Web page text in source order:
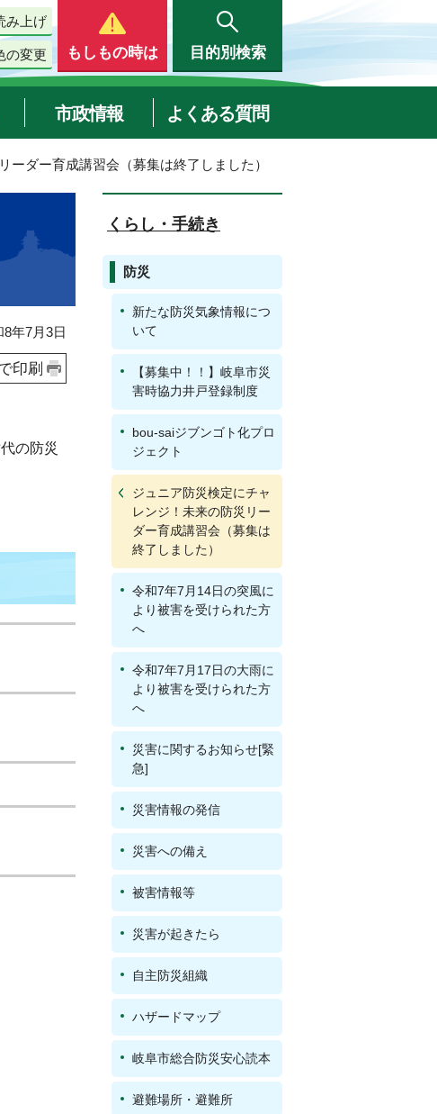
み上げ
の変更 もしもの時は 目的別検索
市政情報 よくある質問
ダー育成講習会（募集は終了しました）
年7月3日
印刷
の防災
くらし・手続き
防災
新たな防災気象情報につ
いて
【募集中！！】岐阜市災
害時協力井戸登録制度
bou-saiジブンゴト化プロ
ジェクト
ジュニア防災検定にチャ
レンジ！未来の防災リー
ダー育成講習会（募集は
終了しました）
令和7年7月14日の突風に
より被害を受けられた方
へ
令和7年7月17日の大雨に
より被害を受けられた方
へ
災害に関するお知らせ[緊
急]
災害情報の発信
災害への備え
被害情報等
災害が起きたら
自主防災組織
ハザードマップ
岐阜市総合防災安心読本
避難場所・避難所